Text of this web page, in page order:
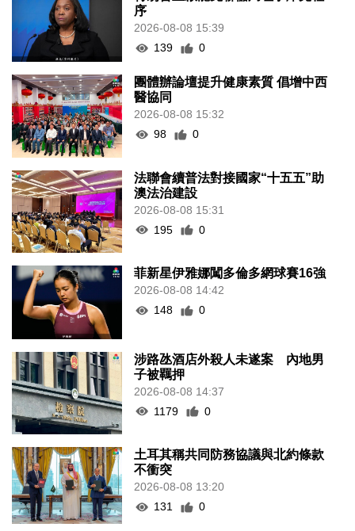
序
2026-08-08 15:39
139
0
團體辦論壇提升健康素質 倡增中西
醫協同
2026-08-08 15:32
98
0
法聯會續普法對接國家“十五五”助
澳法治建設
2026-08-08 15:31
195
0
菲新星伊雅娜闖多倫多網球賽16強
2026-08-08 14:42
148
0
涉路氹酒店外殺人未遂案 內地男
子被羈押
2026-08-08 14:37
1179
0
土耳其稱共同防務協議與北約條款
不衝突
2026-08-08 13:20
131
0